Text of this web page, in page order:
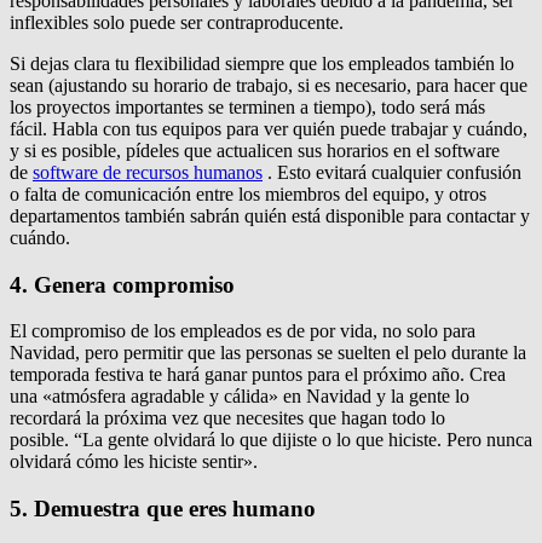
inflexibles solo puede ser contraproducente.
Si dejas clara tu flexibilidad siempre que los empleados también lo
sean (ajustando su horario de trabajo, si es necesario, para hacer que
los proyectos importantes se terminen a tiempo), todo será más
fácil. Habla con tus equipos para ver quién puede trabajar y cuándo,
y si es posible, pídeles que actualicen sus horarios en el software
de software de recursos humanos . Esto evitará cualquier confusión
o falta de comunicación entre los miembros del equipo, y otros
departamentos también sabrán quién está disponible para contactar y
cuándo.
4. Genera compromiso
El compromiso de los empleados es de por vida, no solo para
Navidad, pero permitir que las personas se suelten el pelo durante la
temporada festiva te hará ganar puntos para el próximo año. Crea
una «atmósfera agradable y cálida» en Navidad y la gente lo
recordará la próxima vez que necesites que hagan todo lo
posible. “La gente olvidará lo que dijiste o lo que hiciste. Pero nunca
olvidará cómo les hiciste sentir».
5. Demuestra que eres humano